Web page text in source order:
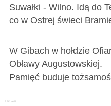
Suwałki - Wilno. Idą do
co w Ostrej świeci
W Gibach w hołdzie
Obławy Augustowskiej.
Pamięć buduje